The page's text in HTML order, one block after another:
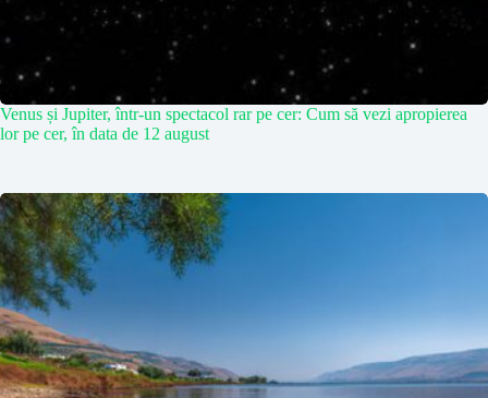
Venus și Jupiter, într-un spectacol rar pe cer: Cum să vezi apropierea
lor pe cer, în data de 12 august